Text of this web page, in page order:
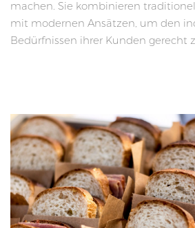
machen. Sie kombinieren
mit modernen Ansätzen, um den
Bedürfnissen ihrer Kunden gerecht